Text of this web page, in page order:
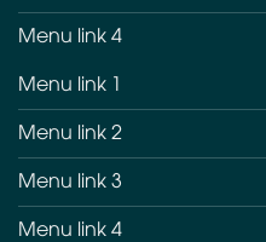
Menu link 4
Menu link 1
Menu link 2
Menu link 3
Menu link 4